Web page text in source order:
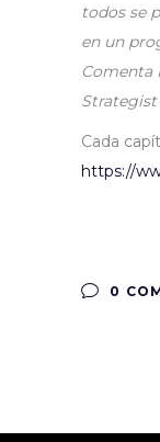
todos se
en un
Comenta
Strategist
Cada
https://
0